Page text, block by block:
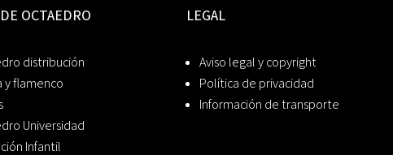
OCTAEDRO
distribución
y flamenco
Universidad
Infantil
LEGAL
Aviso legal y copyright
Política de privacidad
Información de transporte